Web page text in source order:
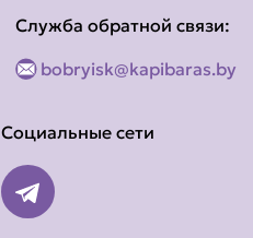
Служба обратной связи:
bobryisk@kapibaras.by
Социальные сети